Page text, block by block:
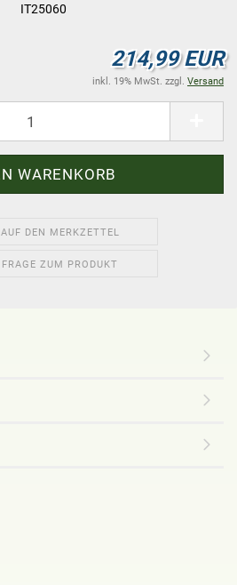
IT25060
214,99 EUR
inkl. 19% MwSt. zzgl. Versand
AUF DEN MERKZETTEL
FRAGE ZUM PRODUKT